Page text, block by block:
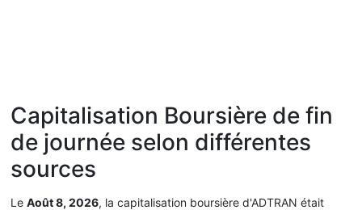
Capitalisation Boursière de fin
de journée selon différentes
sources
Le Août 8, 2026, la capitalisation boursière d'ADTRAN était